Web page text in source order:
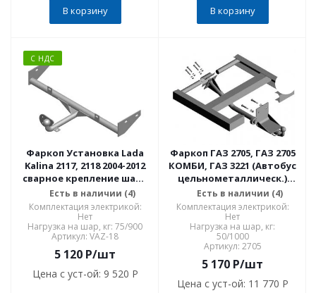
В корзину В корзину
С НДС
Фаркоп Установка Lada
Kalina 2117, 2118 2004-2012
сварное крепление шара
VAZ-18
Есть в наличии (4)
Комплектация электрикой:
Нет
Нагрузка на шар, кг: 75/900
Артикул: VAZ-18
5 120 P/шт
Цена с уст-ой: 9 520 P
Фаркоп ГАЗ 2705, ГАЗ 2705
КОМБИ, ГАЗ 3221 (Автобус
цельнометаллическ.)
сварное крепление шара
2705
Есть в наличии (4)
Комплектация электрикой:
Нет
Нагрузка на шар, кг:
50/1000
Артикул: 2705
5 170 P/шт
Цена с уст-ой: 11 770 P